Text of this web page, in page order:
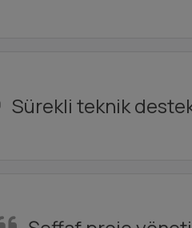
Sürekli teknik